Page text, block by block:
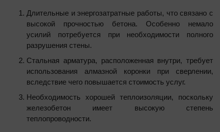
Длительные и энергозатратные работы, что связано с
высокой прочностью бетона. Особенно немало
усилий потребуется при необходимости полного
разрушения стены.
Стальная арматура, расположенная внутри, требует
использования алмазной коронки при сверлении,
вследствие чего повышается стоимость услуг.
Необходимость хорошей теплоизоляции, поскольку
железобетон имеет высокую степень
теплопроводности.